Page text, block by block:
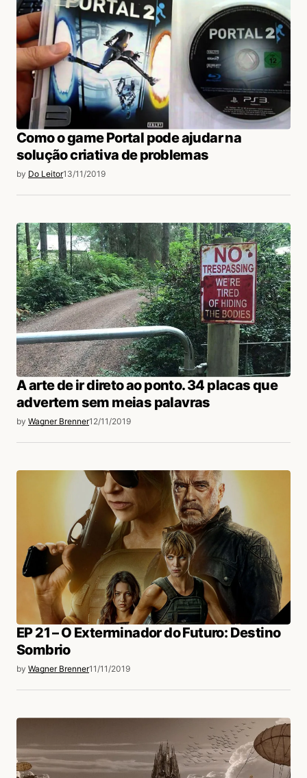
Como o game Portal pode ajudar na
solução criativa de problemas
by Do Leitor13/11/2019
A arte de ir direto ao ponto. 34 placas que
advertem sem meias palavras
by Wagner Brenner12/11/2019
EP 21 – O Exterminador do Futuro: Destino
Sombrio
by Wagner Brenner11/11/2019